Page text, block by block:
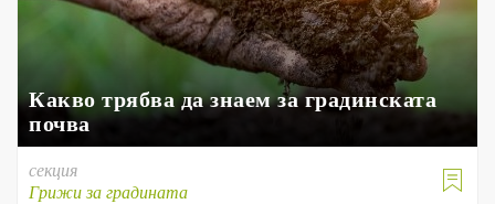
Какво трябва да знаем за градинската
почва

секция
Грижи за градината